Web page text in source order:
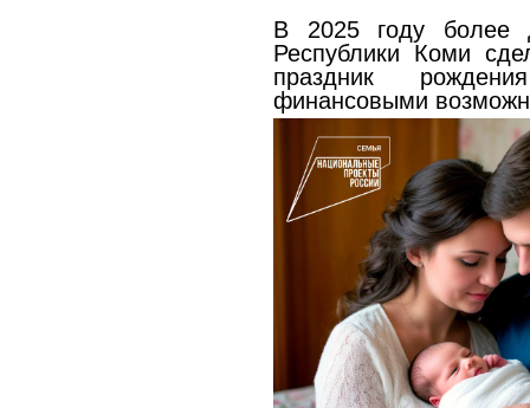
В 2025 году более
Республики Коми
праздник
финансовыми